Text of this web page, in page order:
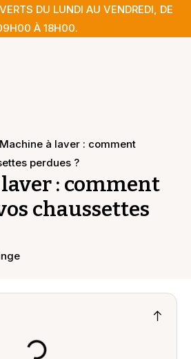
DU LUNDI AU VENDREDI, DE
À 18H00.
Machine à laver : comment
perdues ?
: comment
chaussettes